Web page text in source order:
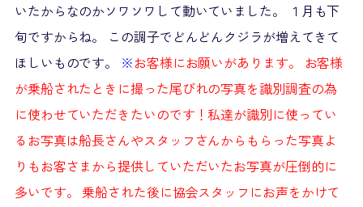
いたからなのかソワソワして動いていました。 １月も下
旬ですからね。 この調子でどんどんクジラが増えてきて
ほしいものです。 ※お客様にお願いがあります。 お客様
が乗船されたときに撮った尾びれの写真を識別調査の為
に使わせていただきたいのです！私達が識別に使ってい
るお写真は船長さんやスタッフさんからもらった写真よ
りもお客さまから提供していただいたお写真が圧倒的に
多いです。 乗船された後に協会スタッフにお声をかけて